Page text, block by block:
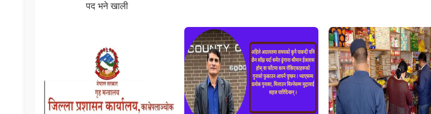
पद भने खाली